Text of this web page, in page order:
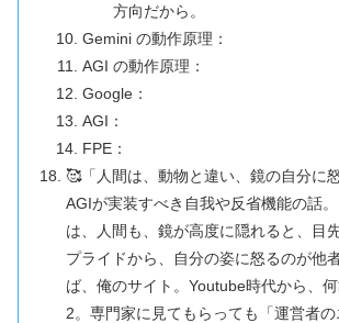
方向だから。
Gemini の動作原理：
AGI の動作原理：
Google：
AGI：
FPE：
🥰「人間は、動物と違い、鏡の自分に
AGIが実装すべき自我や反省機能の話
は、人間も、鏡が高度に隠れると、目
プライドから、自分の姿に怒るのが他
ば、俺のサイト。Youtube時代から、
2。専門家に見てもらっても「運営者の